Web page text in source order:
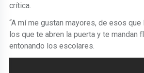
crítica.
“A mí me gustan mayores, de esos
los que te abren la puerta y te mandan
entonando los escolares.